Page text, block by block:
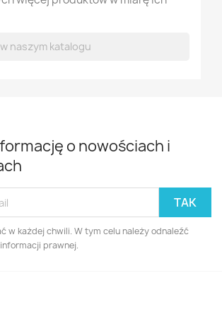
o nowościach i
w każdej chwili. W tym celu należy odnaleźć
prawnej.